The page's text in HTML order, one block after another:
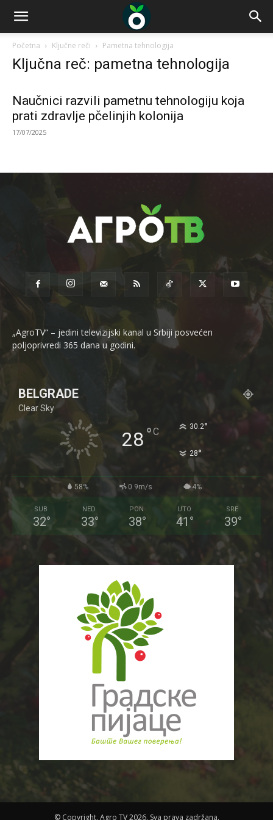
Početna Ključne reči Pametna tehnologija
Ključna reč: pametna tehnologija
Naučnici razvili pametnu tehnologiju koja
prati zdravlje pčelinjih kolonija
17/07/2025
„AgroTV“ – jedini televizijski kanal u Srbiji posvećen
poljoprivredi 365 dana u godini.
BELGRADE
Clear Sky
28°C 30.2°
28°
58% 0.9m/s 4%
SUB
32°
NED
33°
PON
38°
UTO
41 °
SRE
39°
© Copyright. Agro TV 2026. Sva prava zadržana.